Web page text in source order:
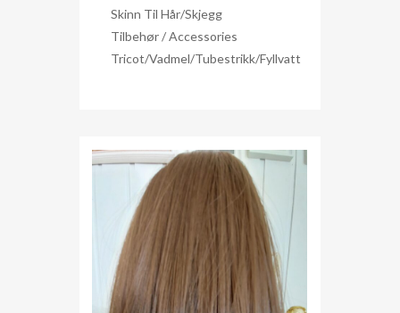
Skinn Til Hår/skjegg
Tilbehør / Accessories
Tricot/Vadmel/Tubestrikk/Fyllvatt